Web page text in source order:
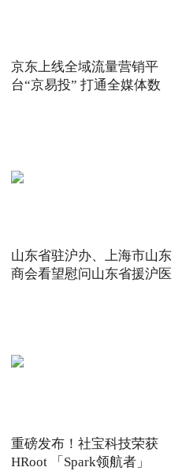
京东上线全域流量营销平
台“京易投” 打通全媒体数
山东省驻沪办、上海市山东
商会看望慰问山东省援沪医
重磅发布！社宝科技荣获
HRoot 「Spark领航者」